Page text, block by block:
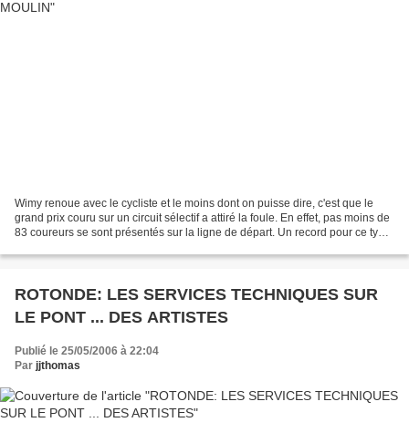
Wimy renoue avec le cycliste et le moins dont on puisse dire, c'est que le
grand prix couru sur un circuit sélectif a attiré la foule. En effet, pas moins de
83 coureurs se sont présentés sur la ligne de départ. Un record pour ce type
ROTONDE: LES SERVICES TECHNIQUES SUR
LE PONT ... DES ARTISTES
Publié le 25/05/2006 à 22:04
Par jjthomas